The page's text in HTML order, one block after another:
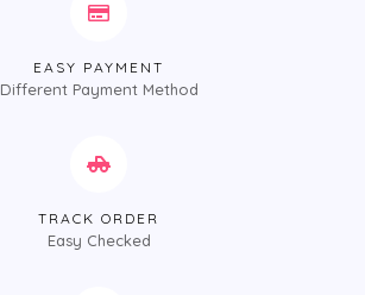
EASY PAYMENT
Different Payment Method
TRACK ORDER
Easy Checked